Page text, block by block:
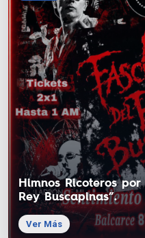
Himnos Ricoteros
Rey Buscapinas”.
Ver Más